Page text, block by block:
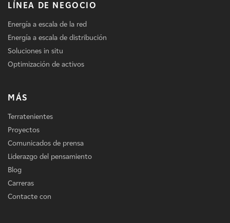
LÍNEA DE NEGOCIO
Energía a escala de la red
Energía a escala de distribución
Soluciones in situ
Optimización de activos
MÁS
Terratenientes
Proyectos
Comunicados de prensa
Liderazgo del pensamiento
Blog
Carreras
Contacte con